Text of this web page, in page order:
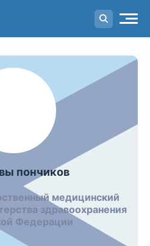
пончиков
медицинский
здравоохранения
Федерации
пончиков